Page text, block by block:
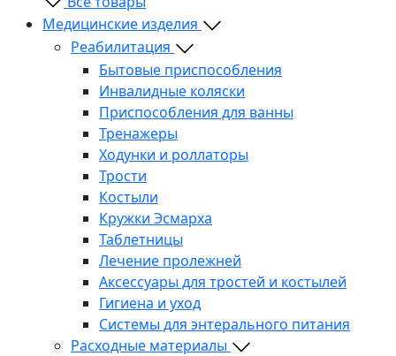
Медицинские изделия
Реабилитация
Бытовые приспособления
Инвалидные коляски
Приспособления для ванны
Тренажеры
Ходунки и роллаторы
Трости
Костыли
Кружки Эсмарха
Таблетницы
Лечение пролежней
Аксессуары для тростей и костылей
Гигиена и уход
Системы для энтерального питания
Расходные материалы